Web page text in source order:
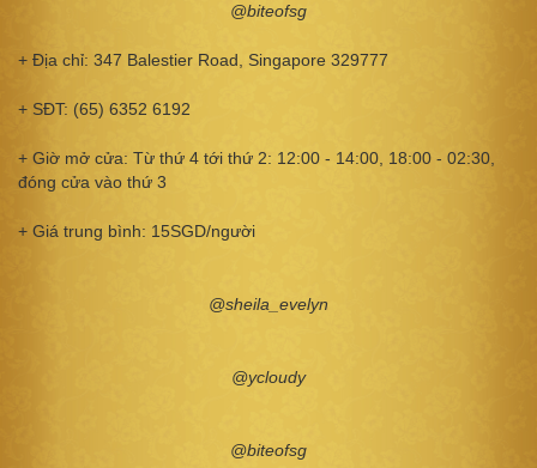
@biteofsg
+ Địa chỉ: 347 Balestier Road, Singapore 329777
+ SĐT: (65) 6352 6192
+ Giờ mở cửa: Từ thứ 4 tới thứ 2: 12:00 - 14:00, 18:00 - 02:30,
đóng cửa vào thứ 3
+ Giá trung bình: 15SGD/người
@sheila_evelyn
@ycloudy
@biteofsg